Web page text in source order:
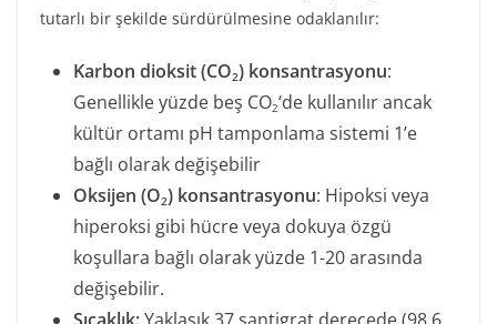
tutarlı bir şekilde sürdürülmesine odaklanılır:
Karbon dioksit (CO2) konsantrasyonu:
Genellikle yüzde beş CO2‘de kullanılır ancak
kültür ortamı pH tamponlama sistemi 1’e
bağlı olarak değişebilir
Oksijen (O2) konsantrasyonu: Hipoksi veya
hiperoksi gibi hücre veya dokuya özgü
koşullara bağlı olarak yüzde 1-20 arasında
değişebilir.